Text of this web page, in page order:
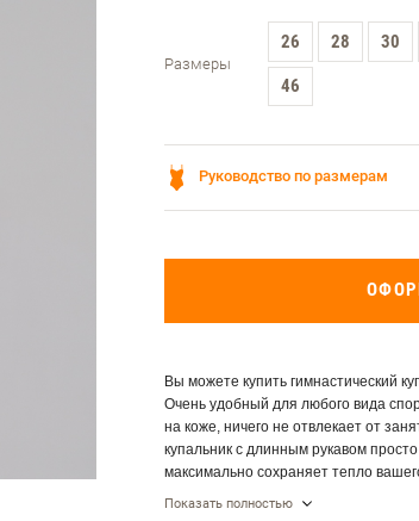
Размеры
26 28 30
46
Руководство по размерам
Вы можете купить гимнастический
Очень удобный для любого вида
на коже, ничего не отвлекает от
купальник с длинным рукавом
максимально сохраняет тепло
и 20% эластан. Одежда из хлопка не
Показать полностью